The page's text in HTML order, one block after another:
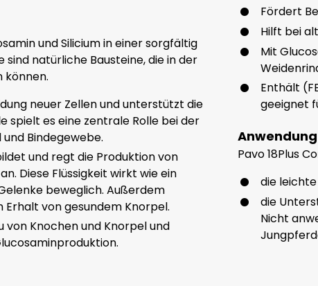
und Silicium in einer sorgfältig
natürliche Bausteine, die in der
können.
neuer Zellen und unterstützt die
spielt es eine zentrale Rolle bei der
Bindegewebe.
und regt die Produktion von
Diese Flüssigkeit wirkt wie ein
beweglich. Außerdem
von gesundem Knorpel.
Knochen und Knorpel und
Fördert
Hilft bei
Mit
Enthält
geeignet
Anwendung
Pavo 18Plus
die
die
Nicht